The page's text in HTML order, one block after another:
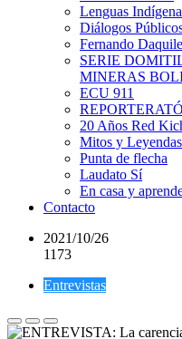
Lenguas
Diálogos
Fernando
SERIE
MINERAS
ECU 911
20 Años Red
Mitos y
Punta de flecha
Laudato Sí
En casa y
Contacto
2021/10/26
1173
Entrevistas